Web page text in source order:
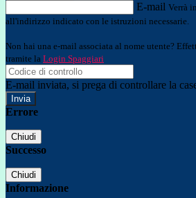
E-mail Verrà
all'indirizzo indicato con le istruzioni necessarie.
Non hai una e-mail associata al nome utente?
tramite la Login Spaggiari
E-mail inviata, si prega di controllare la
Errore
Chiudi
Successo
Chiudi
Informazione